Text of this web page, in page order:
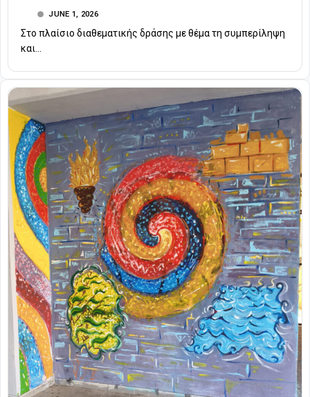
JUNE 1, 2026
Στο πλαίσιο διαθεματικής δράσης με θέμα τη συμπερίληψη
και...